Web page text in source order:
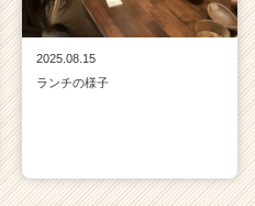
2025.08.15
ランチの様子